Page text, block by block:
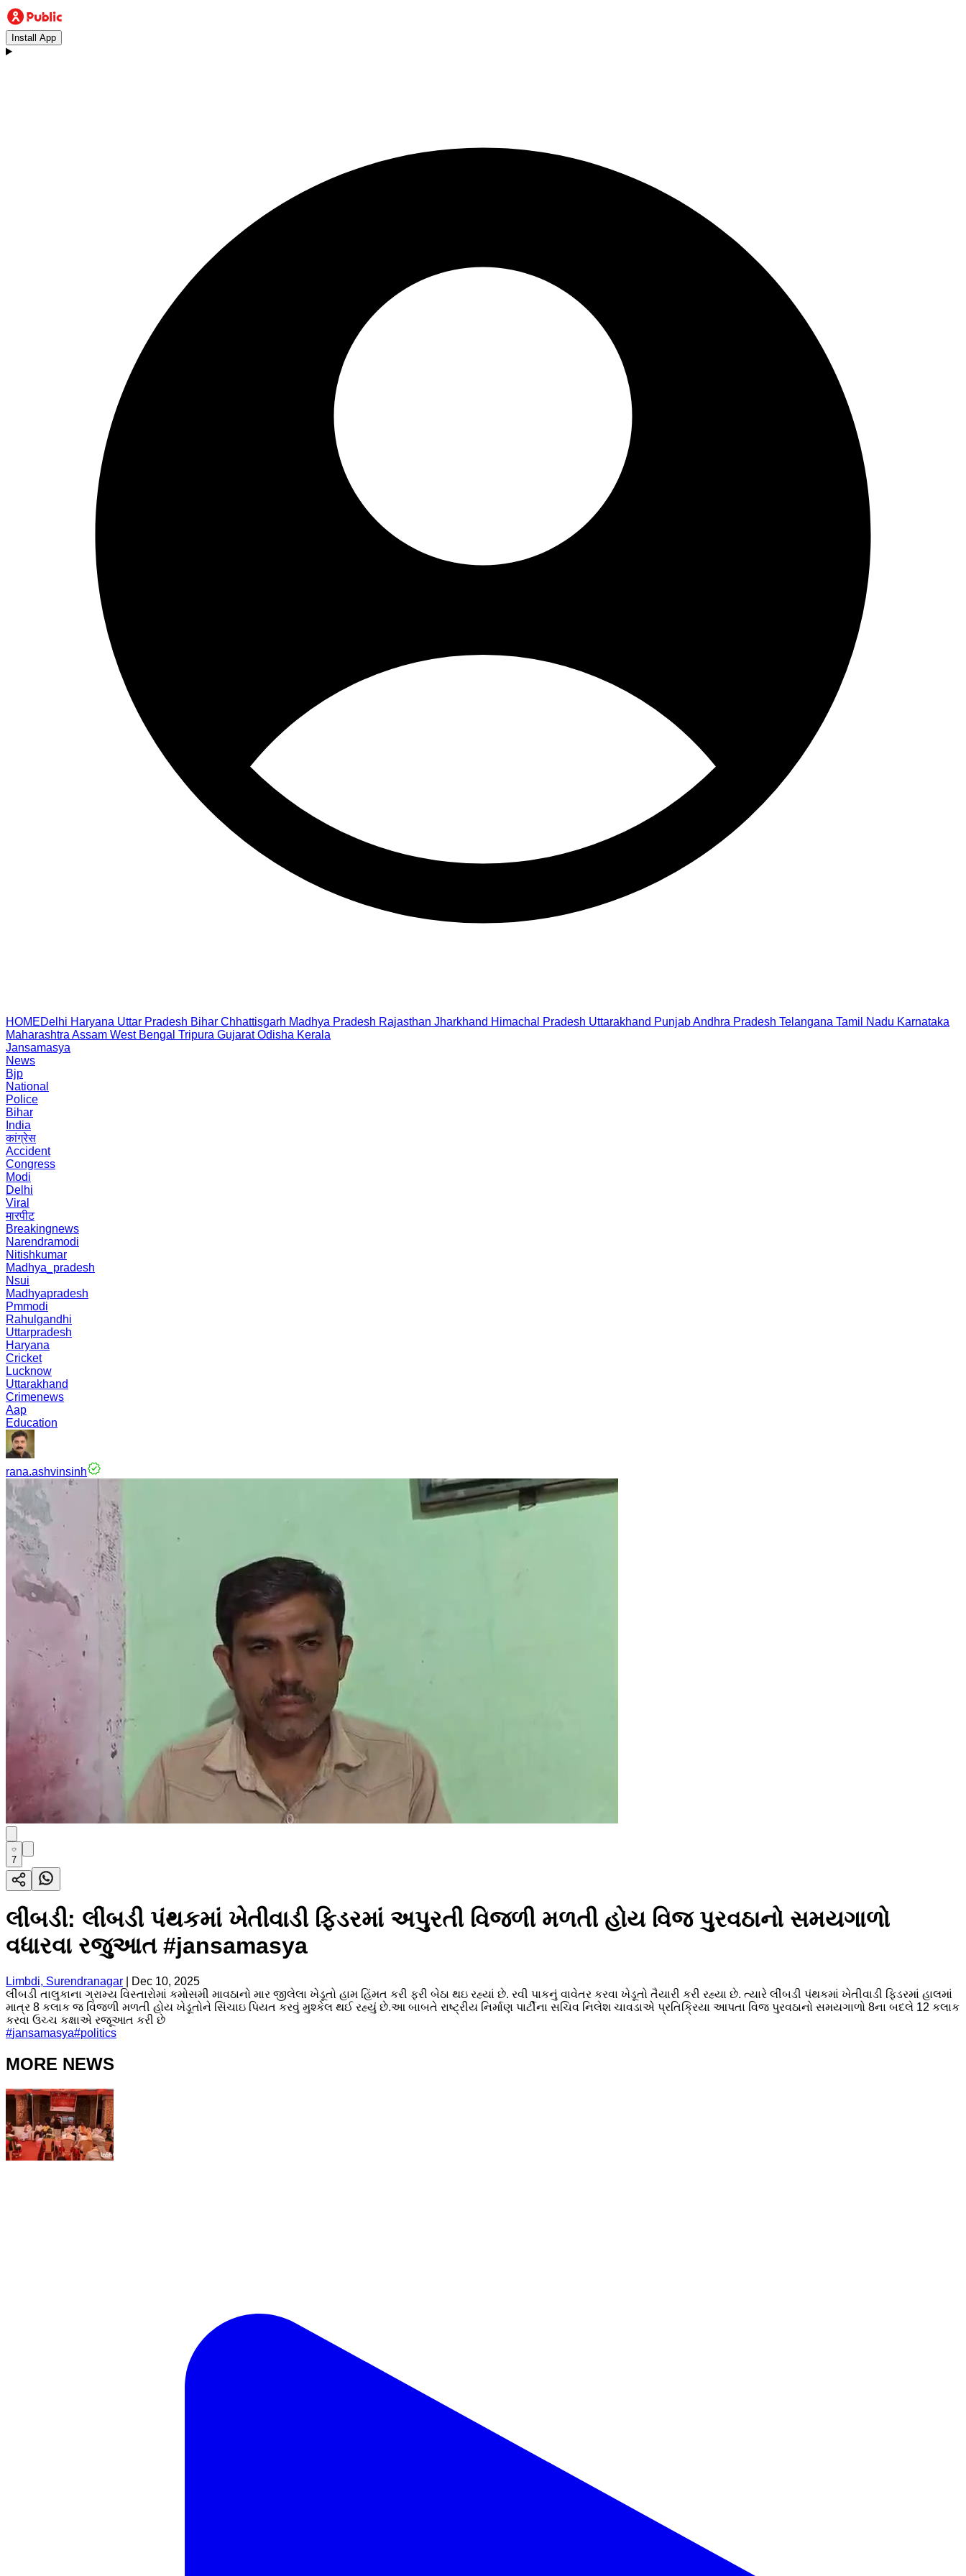
Install App
HOMEDelhi Haryana Uttar Pradesh Bihar Chhattisgarh Madhya Pradesh Rajasthan Jharkhand Himachal Pradesh Uttarakhand PunjabAndhra Pradesh Telangana Tamil Nadu Karnataka
Maharashtra Assam West Bengal Tripura Gujarat Odisha Kerala
Jansamasya
News
Bjp
National
Police
Bihar
India
कांग्रेस
Accident
Congress
Modi
Delhi
Viral
मारपीट
Breakingnews
Narendramodi
Nitishkumar
Madhya_pradesh
Nsui
Madhyapradesh
Pmmodi
Rahulgandhi
Uttarpradesh
Haryana
Cricket
Lucknow
Uttarakhand
Crimenews
Aap
Education
rana.ashvinsinh
7
લીંબડી: લીંબડી પંથકમાં ખેતીવાડી ફિડરમાં અપુરતી વિજળી મળતી હોય વિજ પુરવઠાનો સમયગાળો
વધારવા રજુઆત #jansamasya
Limbdi, Surendranagar
Dec 10, 2025
લીંબડી તાલુકાના ગ્રામ્ય વિસ્તારોમાં કમોસમી માવઠાનો માર જીલેલા ખેડૂતો હામ હિંમત કરી ફરી બેઠા થઇ રહ્યાં છે. રવી પાકનું વાવેતર કરવા ખેડૂતો તૈયારી કરી રહ્યા છે. ત્યારે લીંબડી પંથકમાં ખેતીવાડી ફિડરમાં હાલમાં
માત્ર 8 કલાક જ વિજળી મળતી હોય ખેડૂતોને સિંચાઇ પિયત કરવું મુશ્કેલ થઈ રહ્યું છે.આ બાબતે રાષ્ટ્રીય નિર્માણ પાર્ટીના સચિવ નિલેશ ચાવડાએ પ્રતિક્રિયા આપતા વિજ પુરવઠાનો સમયગાળો 8ના બદલે 12 કલાક
કરવા ઉચ્ચ કક્ષાએ રજૂઆત કરી છે
#jansamasya#politics
MORE NEWS